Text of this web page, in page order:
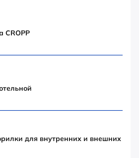
CROPP
для внутренних и внешних